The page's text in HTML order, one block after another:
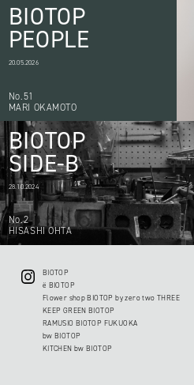
BIOTOP
PEOPLE
20.05.2026
No.51
MARI OKAMOTO
BIOTOP
SIDE-B
28.10.2024
No.2
HISASHI OHTA
BIOTOP
ë BIOTOP
Flower shop BIOTOP by zero two THREE
KEEP GREEN BIOTOP
RAMUSIO BIOTOP FUKUOKA
bw BIOTOP
KITCHEN bw BIOTOP